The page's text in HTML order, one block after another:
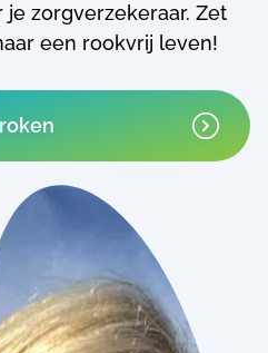
je zorgverzekeraar. Zet
een rookvrij leven!